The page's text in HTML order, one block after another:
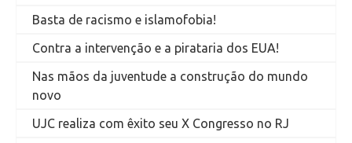
Basta de racismo e islamofobia!
Contra a intervenção e a pirataria dos EUA!
Nas mãos da juventude a construção do mundo
novo
UJC realiza com êxito seu X Congresso no RJ